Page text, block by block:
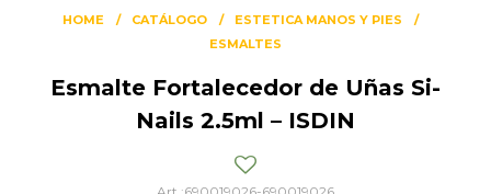
HOME CATÁLOGO
ESTETICA MANOS Y PIES
ESMALTES
Esmalte Fortalecedor de Uñas Si-
Nails 2.5ml – ISDIN